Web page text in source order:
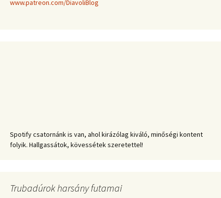
www.patreon.com/DiavoliBlog
Spotify csatornánk is van, ahol kirázólag kiváló, minőségi kontent
folyik. Hallgassátok, kövessétek szeretettel!
Trubadúrok harsány futamai